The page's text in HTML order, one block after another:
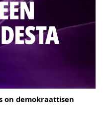
on demokraattisen